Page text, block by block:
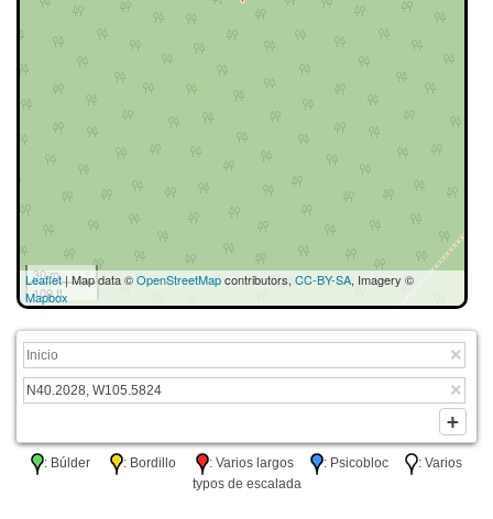
30 m
100 ft
Leaflet| Map data ©OpenStreetMapcontributors, CC-BY-SA, Imagery ©
Mapbox
: Búlder : Bordillo : Varios largos : Psicobloc
: Varios
typos de escalada